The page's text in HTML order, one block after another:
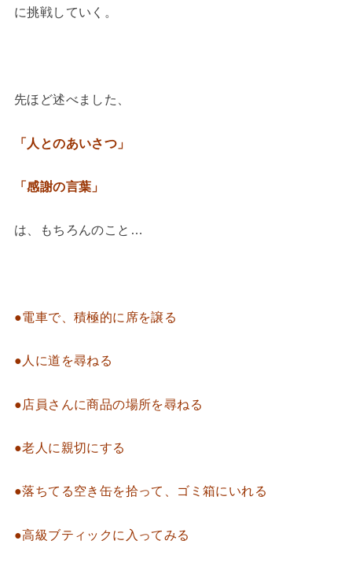
に挑戦していく。
先ほど述べました、
「人とのあいさつ」
「感謝の言葉」
は、もちろんのこと…
●電車で、積極的に席を譲る
●人に道を尋ねる
●店員さんに商品の場所を尋ねる
●老人に親切にする
●落ちてる空き缶を拾って、ゴミ箱にいれる
●高級ブティックに入ってみる